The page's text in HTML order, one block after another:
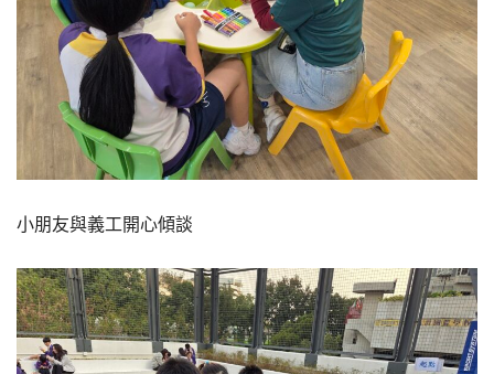
小朋友與義工開心傾談